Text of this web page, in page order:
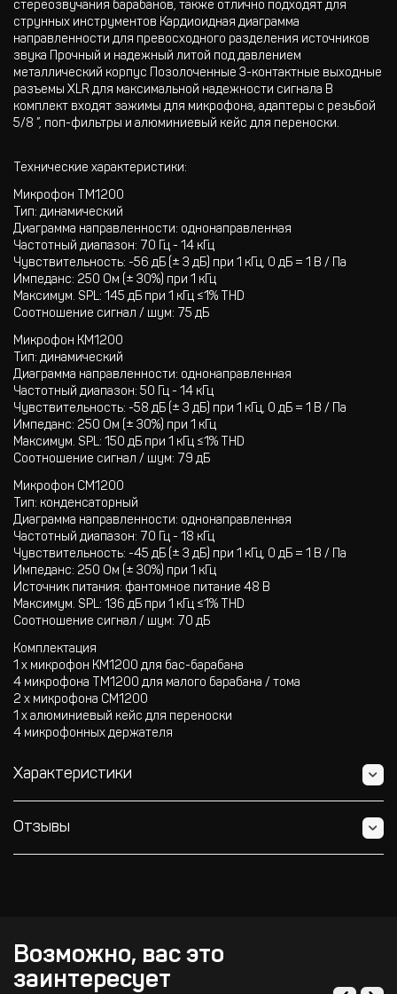
стереозвучания барабанов, также отлично подходят для
струнных инструментов Кардиоидная диаграмма
направленности для превосходного разделения источников
звука Прочный и надежный литой под давлением
металлический корпус Позолоченные 3-контактные выходные
разъемы XLR для максимальной надежности сигнала В
комплект входят зажимы для микрофона, адаптеры с резьбой
5/8 ”, поп-фильтры и алюминиевый кейс для переноски.
Технические характеристики:
Микрофон TM1200
Тип: динамический
Диаграмма направленности: однонаправленная
Частотный диапазон: 70 Гц - 14 кГц
Чувствительность: -56 дБ (± 3 дБ) при 1 кГц, 0 дБ = 1 В / Па
Импеданс: 250 Ом (± 30%) при 1 кГц
Максимум. SPL: 145 дБ при 1 кГц ≤1% THD
Соотношение сигнал / шум: 75 дБ
Микрофон KM1200
Тип: динамический
Диаграмма направленности: однонаправленная
Частотный диапазон: 50 Гц - 14 кГц
Чувствительность: -58 дБ (± 3 дБ) при 1 кГц, 0 дБ = 1 В / Па
Импеданс: 250 Ом (± 30%) при 1 кГц
Максимум. SPL: 150 дБ при 1 кГц ≤1% THD
Соотношение сигнал / шум: 79 дБ
Микрофон CM1200
Тип: конденсаторный
Диаграмма направленности: однонаправленная
Частотный диапазон: 70 Гц - 18 кГц
Чувствительность: -45 дБ (± 3 дБ) при 1 кГц, 0 дБ = 1 В / Па
Импеданс: 250 Ом (± 30%) при 1 кГц
Источник питания: фантомное питание 48 В
Максимум. SPL: 136 дБ при 1 кГц ≤1% THD
Соотношение сигнал / шум: 70 дБ
Комплектация
1 х микрофон KM1200 для бас-барабана
4 микрофона TM1200 для малого барабана / тома
2 х микрофона CM1200
1 х алюминиевый кейс для переноски
4 микрофонных держателя
Характеристики
Отзывы
Возможно, вас это
заинтересует